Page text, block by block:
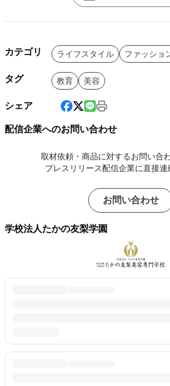
カテゴリ ライフスタイル ファッショ
タグ 教育 美容
シェア
配信企業へのお問い合わせ
取材依頼・商品に対するお問い合
プレスリリース配信企業に直接連
お問い合わせ
学校法人たかの友梨学園